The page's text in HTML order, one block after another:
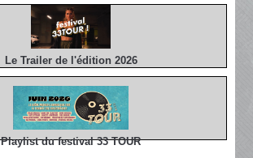
Le Trailer de l'édition 2026
Playlist du festival 33 TOUR